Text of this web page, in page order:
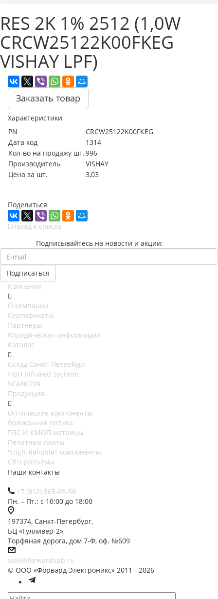
RES 2K 1% 2512 (1,0W
CRCW25122K00FKEG
VISHAY LPF)
Заказать товар
Характеристики
PN
CRCW25122K00FKEG
Дата код
1314
Кол-во на продажу шт.996
Производитель
VISHAY
Цена за шт.
3,03
Поделиться
Назад к списку
Подписывайтесь на новости и акции:
Компания
О компании
Сертификаты
Партнеры
Юридическая информация
Каталог
Cклад Санкт-Петербург
HGH Infrared Systems
SCANCON
Продукция
Оптические компоненты
Волоконная оптика
ПЗС И КМОП матрицы
Печатные платы
"High-Reliable" компоненты
СВЧ-разъёмы
Наши контакты
+7 (812) 565-65-56
Пн. – Пт.: с 10:00 до 18:00
197374, Санкт-Петербург,
БЦ «Гулливер-2»,
Торфяная дорога, дом 7-Ф, оф. №609
sale@forwardspb.ru
© ООО «Форвард Электроникс» 2011 - 2026